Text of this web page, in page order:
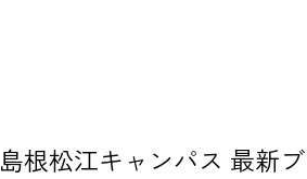
島根松江キャンパス 最新